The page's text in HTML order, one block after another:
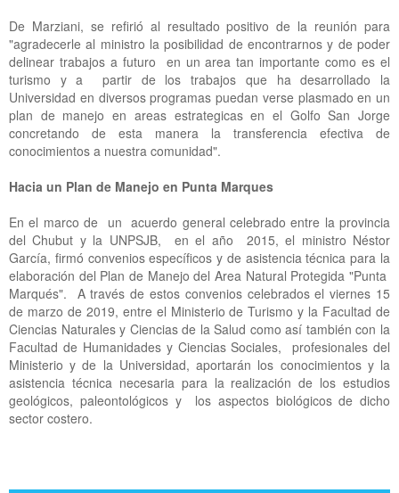
De Marziani, se refirió al resultado positivo de la reunión para
"agradecerle al ministro la posibilidad de encontrarnos y de poder
delinear trabajos a futuro en un area tan importante como es el
turismo y a partir de los trabajos que ha desarrollado la
Universidad en diversos programas puedan verse plasmado en un
plan de manejo en areas estrategicas en el Golfo San Jorge
concretando de esta manera la transferencia efectiva de
conocimientos a nuestra comunidad".
Hacia un Plan de Manejo en Punta Marques
En el marco de un acuerdo general celebrado entre la provincia
del Chubut y la UNPSJB, en el año 2015, el ministro Néstor
García, firmó convenios específicos y de asistencia técnica para la
elaboración del Plan de Manejo del Area Natural Protegida "Punta
Marqués". A través de estos convenios celebrados el viernes 15
de marzo de 2019, entre el Ministerio de Turismo y la Facultad de
Ciencias Naturales y Ciencias de la Salud como así también con la
Facultad de Humanidades y Ciencias Sociales, profesionales del
Ministerio y de la Universidad, aportarán los conocimientos y la
asistencia técnica necesaria para la realización de los estudios
geológicos, paleontológicos y los aspectos biológicos de dicho
sector costero.